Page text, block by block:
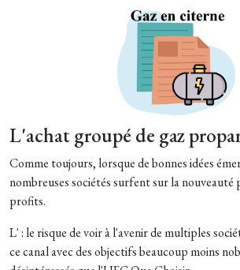
L'achat groupé de gaz
Comme toujours, lorsque de bonnes idées
nombreuses sociétés surfent sur la nouveauté
profits.
L' : le risque de voir à l'avenir de multiples
ce canal avec des objectifs beaucoup moins